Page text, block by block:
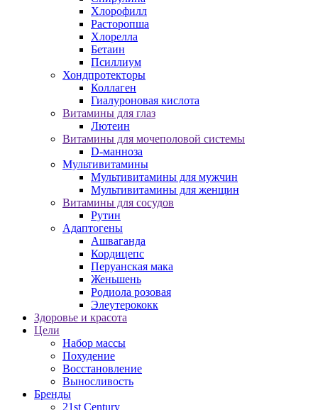
Хлорофилл
Расторопша
Хлорелла
Бетаин
Псиллиум
Хондпротекторы
Коллаген
Гиалуроновая кислота
Витамины для глаз
Лютеин
Витамины для мочеполовой системы
D-манноза
Мультивитамины
Мультивитамины для мужчин
Мультивитамины для женщин
Витамины для сосудов
Рутин
Адаптогены
Ашваганда
Кордицепс
Перуанская мака
Женьшень
Родиола розовая
Элеутерококк
Здоровье и красота
Цели
Набор массы
Похудение
Восстановление
Выносливость
Бренды
21st Century